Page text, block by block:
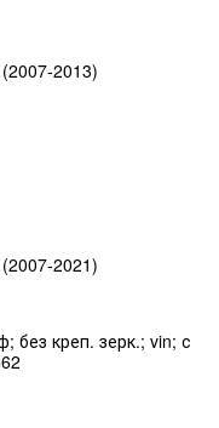
2013)
2021)
без креп. зерк.; vin; с